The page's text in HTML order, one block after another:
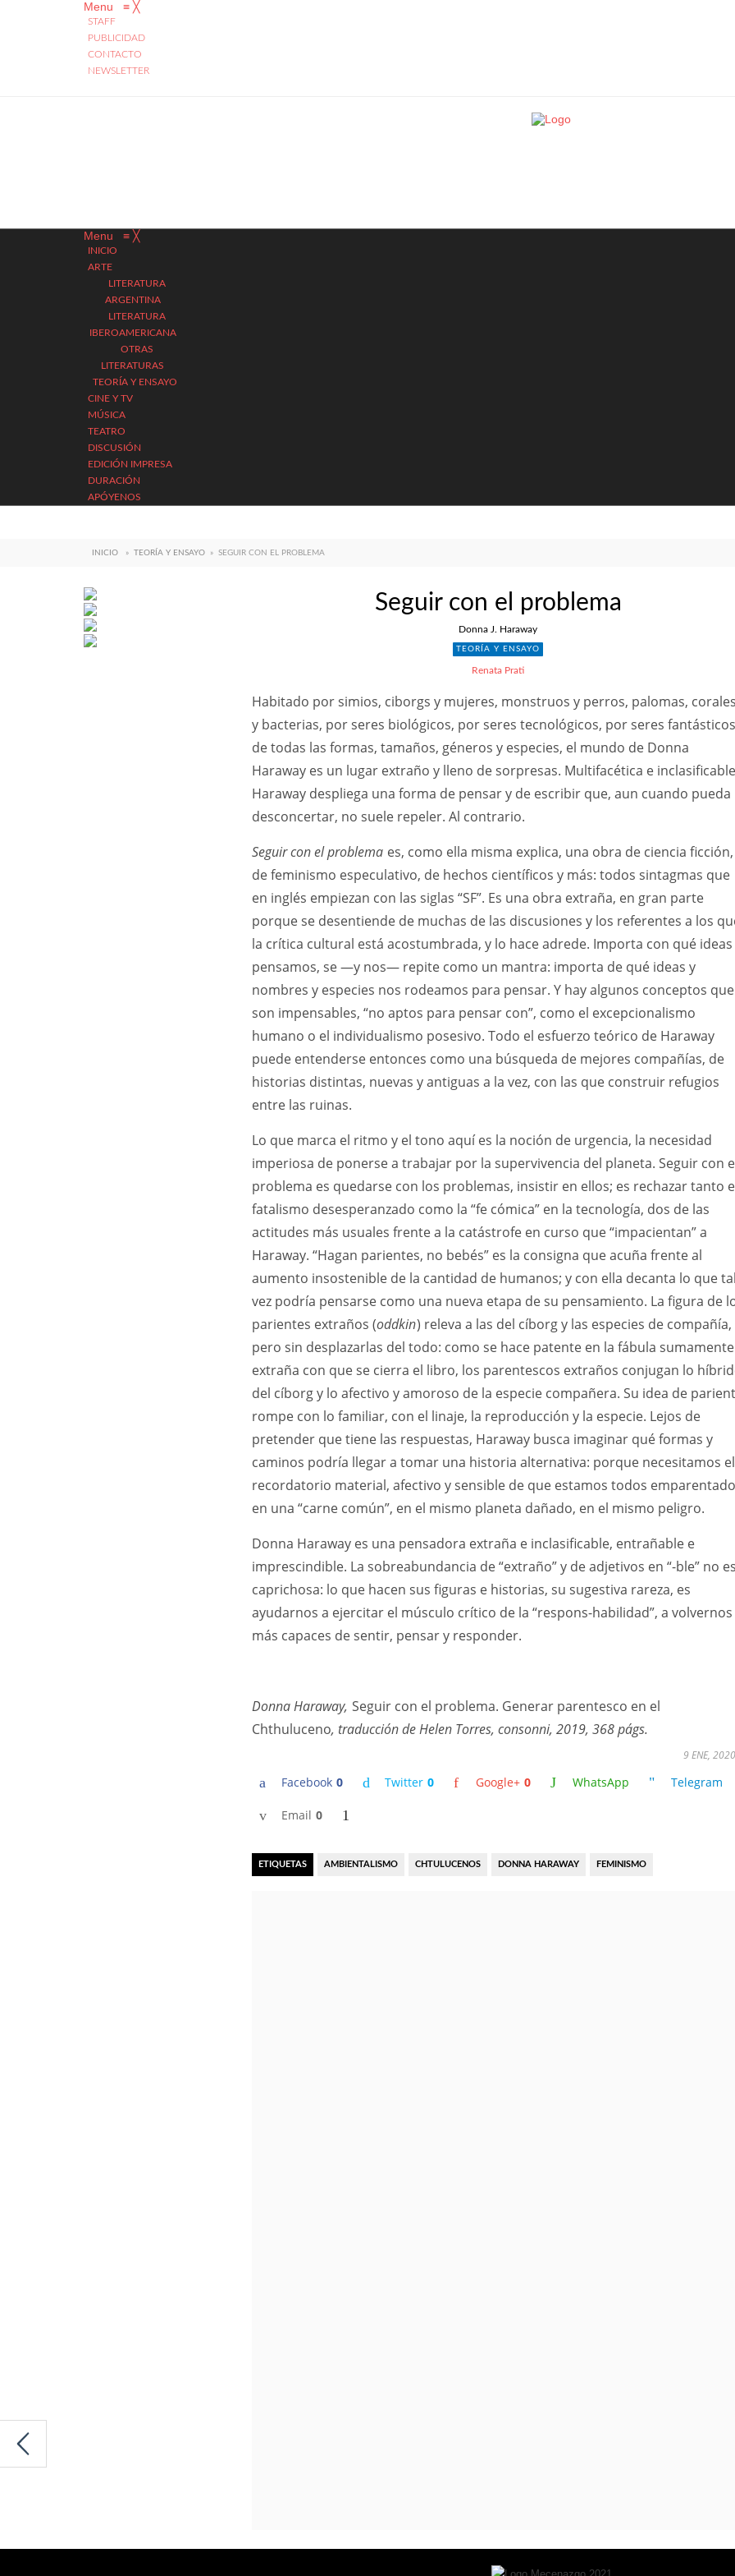
Menu ≡ ╳
STAFF
PUBLICIDAD
CONTACTO
NEWSLETTER
Menu ≡ ╳
INICIO
ARTE
LITERATURA
ARGENTINA
LITERATURA
IBEROAMERICANA
OTRAS
LITERATURAS
TEORÍA Y ENSAYO
CINE Y TV
MÚSICA
TEATRO
DISCUSIÓN
EDICIÓN IMPRESA
DURACIÓN
APÓYENOS
INICIO » TEORÍA Y ENSAYO » SEGUIR CON EL PROBLEMA
Seguir con el problema
Donna J. Haraway
TEORÍA Y ENSAYO
Renata Prati
Habitado por simios, ciborgs y mujeres, monstruos y perros, palomas, corales
y bacterias, por seres biológicos, por seres tecnológicos, por seres fantásticos
de todas las formas, tamaños, géneros y especies, el mundo de Donna
Haraway es un lugar extraño y lleno de sorpresas. Multifacética e
Haraway despliega una forma de pensar y de escribir que, aun cuando pueda
desconcertar, no suele repeler. Al contrario.
Seguir con el problema es, como ella misma explica, una obra de ciencia ficción,
de feminismo especulativo, de hechos científicos y más: todos sintagmas que
en inglés empiezan con las siglas “SF”. Es una obra extraña, en gran parte
porque se desentiende de muchas de las discusiones y los referentes a los
la crítica cultural está acostumbrada, y lo hace adrede. Importa con qué ideas
pensamos, se —y nos— repite como un mantra: importa de qué ideas y
nombres y especies nos rodeamos para pensar. Y hay algunos conceptos que
son impensables, “no aptos para pensar con”, como el excepcionalismo
humano o el individualismo posesivo. Todo el esfuerzo teórico de Haraway
puede entenderse entonces como una búsqueda de mejores compañías, de
historias distintas, nuevas y antiguas a la vez, con las que construir refugios
entre las ruinas.
Lo que marca el ritmo y el tono aquí es la noción de urgencia, la necesidad
imperiosa de ponerse a trabajar por la supervivencia del planeta. Seguir con
problema es quedarse con los problemas, insistir en ellos; es rechazar tanto
fatalismo desesperanzado como la “fe cómica” en la tecnología, dos de las
actitudes más usuales frente a la catástrofe en curso que “impacientan” a
Haraway. “Hagan parientes, no bebés” es la consigna que acuña frente al
aumento insostenible de la cantidad de humanos; y con ella decanta lo que tal
vez podría pensarse como una nueva etapa de su pensamiento. La figura de
parientes extraños (oddkin) releva a las del cíborg y las especies de compañía,
pero sin desplazarlas del todo: como se hace patente en la fábula sumamente
extraña con que se cierra el libro, los parentescos extraños conjugan lo
del cíborg y lo afectivo y amoroso de la especie compañera. Su idea de
rompe con lo familiar, con el linaje, la reproducción y la especie. Lejos de
pretender que tiene las respuestas, Haraway busca imaginar qué formas y
caminos podría llegar a tomar una historia alternativa: porque necesitamos el
recordatorio material, afectivo y sensible de que estamos todos
en una “carne común”, en el mismo planeta dañado, en el mismo peligro.
Donna Haraway es una pensadora extraña e inclasificable, entrañable e
imprescindible. La sobreabundancia de “extraño” y de adjetivos en “-ble” no es
caprichosa: lo que hacen sus figuras e historias, su sugestiva rareza, es
ayudarnos a ejercitar el músculo crítico de la “respons-habilidad”, a volvernos
más capaces de sentir, pensar y responder.
Donna Haraway, Seguir con el problema. Generar parentesco en el
Chthuluceno, traducción de Helen Torres, consonni, 2019, 368 págs.
Facebook 0 Twitter 0 Google+ 0 WhatsApp Telegram
Email 0
9 ENE, 2020
ETIQUETAS AMBIENTALISMO CHTULUCENOS DONNA HARAWAY FEMINISMO